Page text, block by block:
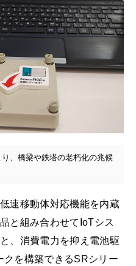
、橋梁や鉄塔の老朽化の兆候
速移動体対応機能を内蔵
と組み合わせてIoTシス
、消費電力を抑え電池駆
クを構築できるSRシリー